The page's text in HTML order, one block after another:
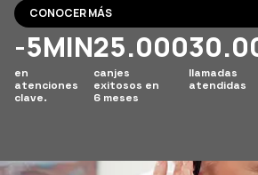
CONOCER MÁS
-5MIN
en
atenciones
clave.
25.000
canjes
exitosos en
6 meses
llamadas
atendidas